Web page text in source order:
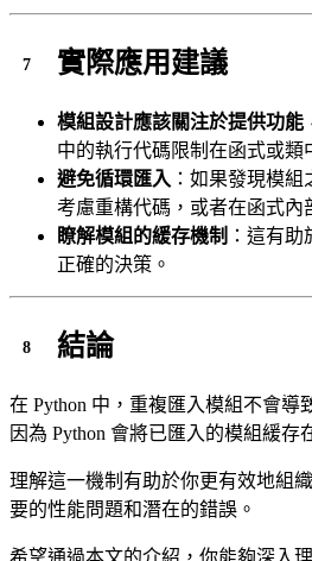
實際應用建議
模組設計應該關注於提供功能
中的執行代碼限制在函式或類
避免循環匯入 ：如果發現模
考慮重構代碼，或者在函式內
瞭解模組的緩存機制 ：這有
正確的決策。
結論
在 Python 中，重複匯入模組不會導
因為 Python 會將已匯入的模組緩存
理解這一機制有助於你更有效地組
要的性能問題和潛在的錯誤。